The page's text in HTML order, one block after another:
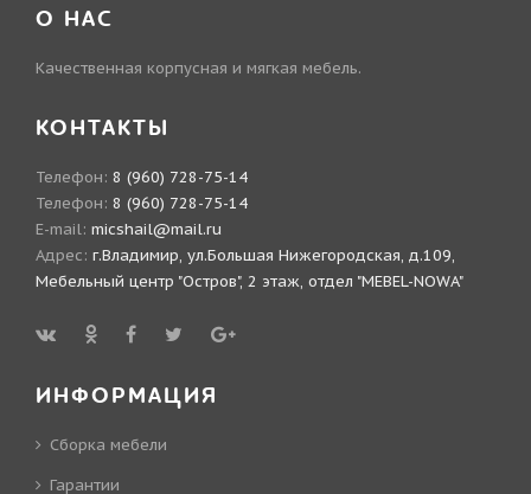
О НАС
Качественная корпусная и мягкая мебель.
КОНТАКТЫ
Телефон: 8 (960) 728-75-14
Телефон: 8 (960) 728-75-14
E-mail: micshail@mail.ru
Адрес: г.Владимир, ул.Большая Нижегородская, д.109,
Мебельный центр "Остров", 2 этаж, отдел "MEBEL-NOWA"
ИНФОРМАЦИЯ
Сборка мебели
Гарантии